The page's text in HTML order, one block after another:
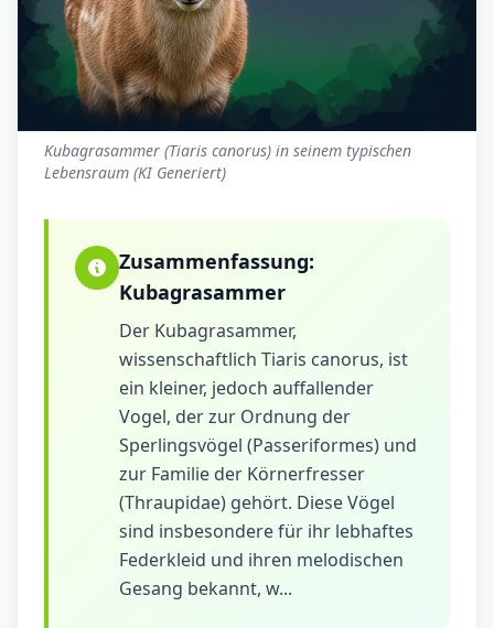
Kubagrasammer (Tiaris canorus) in seinem typischen
Lebensraum (KI Generiert)
Zusammenfassung:
Kubagrasammer
Der Kubagrasammer,
wissenschaftlich Tiaris canorus, ist
ein kleiner, jedoch auffallender
Vogel, der zur Ordnung der
Sperlingsvögel (Passeriformes) und
zur Familie der Körnerfresser
(Thraupidae) gehört. Diese Vögel
sind insbesondere für ihr lebhaftes
Federkleid und ihren melodischen
Gesang bekannt, w...